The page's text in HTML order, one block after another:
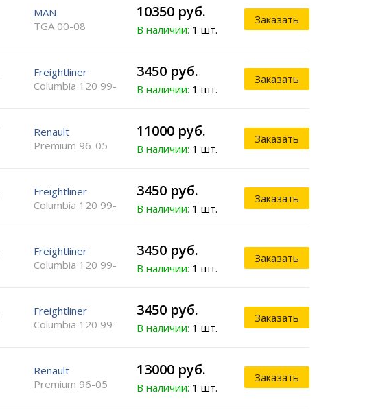
MAN
TGA 00-08
10350 руб.
В наличии: 1 шт.
Заказать
Freightliner
Columbia 120 99-
3450 руб.
В наличии: 1 шт.
Заказать
Renault
Premium 96-05
11000 руб.
В наличии: 1 шт.
Заказать
Freightliner
Columbia 120 99-
3450 руб.
В наличии: 1 шт.
Заказать
Freightliner
Columbia 120 99-
3450 руб.
В наличии: 1 шт.
Заказать
Freightliner
Columbia 120 99-
3450 руб.
В наличии: 1 шт.
Заказать
Renault
Premium 96-05
13000 руб.
В наличии: 1 шт.
Заказать